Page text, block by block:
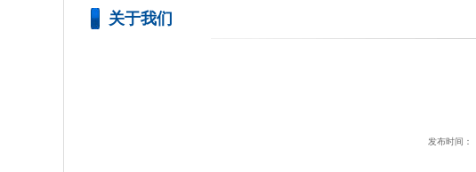
关于我们
发布时间：